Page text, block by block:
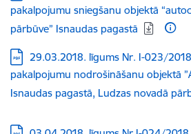
pakalpojumu sniegšanu objektā
pārbūve” Isnaudas pagastā
Lejupielādēt:
29.03.2018. līgums Nr. I-023/
pakalpojumu nodrošināšanu objektā
Isnaudas pagastā, Ludzas novadā